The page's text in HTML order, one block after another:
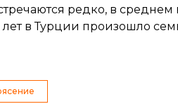
редко, в
в Турции произошло